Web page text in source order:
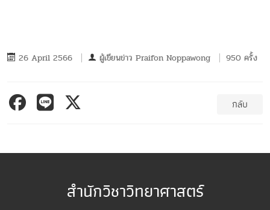
26 April 2566 ผู้เขียนข่าว Praifon Noppawong 950 ครั้ง
กลับ
สำนักวิชาวิทยาศาสตร์